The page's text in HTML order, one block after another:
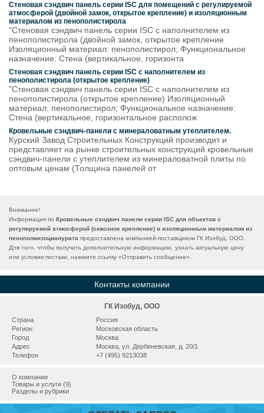
Стеновая сэндвич панель серии ISC для помещений с регулируемой
атмосферой (двойной замок, открытое крепление) и изоляционным
материалом из пенополистирола
"Стеновая сэндвич панель серии ISС с наполнителем из
пенополистирола (двойной замок, открытое крепление
Изоляционный материал: пенополистирол; Функциональное
назначение: Стена (вертикальное, горизонта
Стеновая сэндвич панель серии ISС с наполнителем из
пенополистирола (открытое крепление)
"Стеновая сэндвич панель серии ISC с наполнителем из
пенополистирола (открытое крепление) Изоляционный
материал: пенополистирол; Функциональное назначение:
Стена (вертикальное, горизонтальное располож
Кровельные сэндвич-панели с минераловатным утеплителем.
Курский Завод Строительных Конструкций производит и
представляет на рынке строительных конструкций кровельные
сэндвич-панели с утеплителем из минераловатной плиты по
оптовым ценам (Толщина панелей от
Внимание!
Информация по Кровельные сэндвич панели серии ISС для объектов с
регулируемой атмосферой (сквозное крепление) и изоляционным материалом из
пенополиизоцианурата предоставлена компанией-поставщиком ГК Изобуд, ООО.
Для того, чтобы получить дополнительную информацию, узнать актуальную цену
или условия постаки, нажмите ссылку «Отправить сообщение».
Контакты компании
ГК Изобуд, ООО
Страна
Россия
Регион
Московская область
Город
Москва
Адрес
Москва, ул. Дербеневская, д. 20/1
Телефон
+7 (495) 9213038
О компании
Товары и услуги (9)
Разделы и рубрики